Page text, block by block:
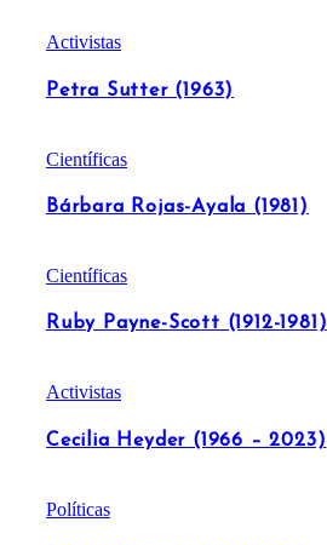
Activistas
Petra Sutter (1963)
Científicas
Bárbara Rojas-Ayala (1981)
Científicas
Ruby Payne-Scott (1912-1981)
Activistas
Cecilia Heyder (1966 – 2023)
Políticas